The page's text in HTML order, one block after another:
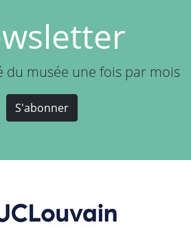
du musée une fois par mois
S'abonner